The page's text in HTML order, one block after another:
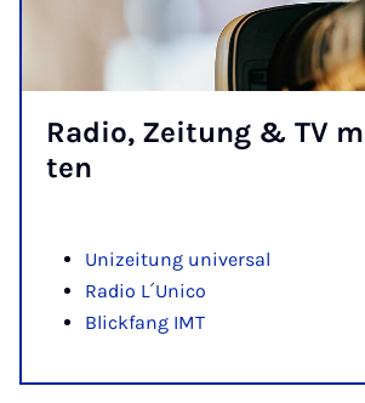
Ra­dio, Zei­tung & TV
ten
Unizeitung universal
Radio L´Unico
Blickfang IMT